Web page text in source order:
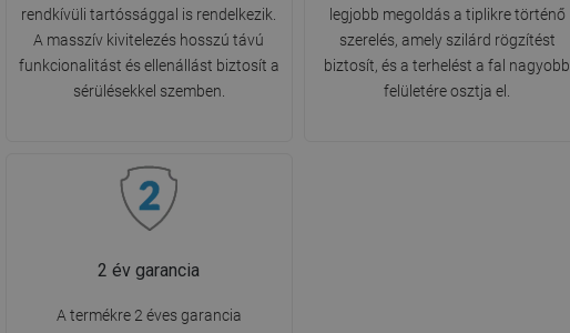
rendkívüli tartóssággal is rendelkezik.
A masszív kivitelezés hosszú távú
funkcionalitást és ellenállást biztosít a
sérülésekkel szemben.
legjobb megoldás a tiplikre történő
szerelés, amely szilárd rögzítést
biztosít, és a terhelést a fal nagyobb
felületére osztja el.
2 év garancia
A termékre 2 éves garancia